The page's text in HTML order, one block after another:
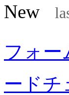
フォー
ードチ